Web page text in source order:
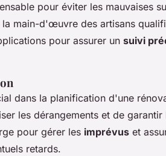
pour éviter les mauvaises
la main-d'œuvre des artisans
pour assurer un suivi
dans la planification d'une
les dérangements et de garantir
pour gérer les imprévus et
retards.